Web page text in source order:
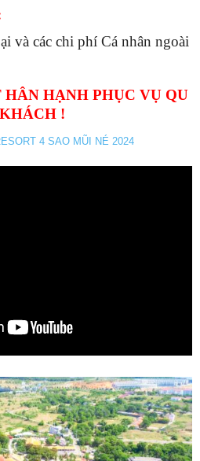
và các chi phí Cá nhân ngoài
HẠNH PHỤC VỤ QU
!
4 SAO MŨI NÉ 2024